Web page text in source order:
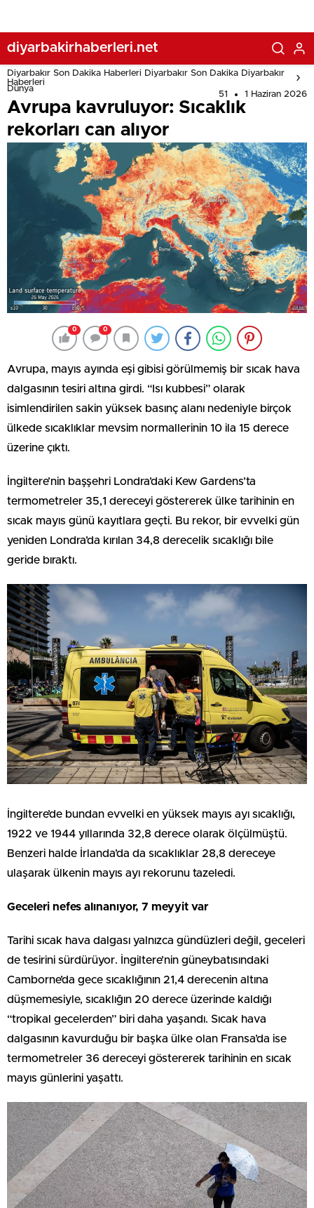
diyarbakirhaberleri.net
Diyarbakır Son Dakika Haberleri Diyarbakır Son Dakika Diyarbakır
Haberleri
Dünya
51 1 Haziran 2026
Avrupa kavruluyor: Sıcaklık
rekorları can alıyor
0 0
Avrupa, mayıs ayında eşi gibisi görülmemiş bir sıcak hava
dalgasının tesiri altına girdi. “Isı kubbesi” olarak
isimlendirilen sakin yüksek basınç alanı nedeniyle birçok
ülkede sıcaklıklar mevsim normallerinin 10 ila 15 derece
üzerine çıktı.
İngiltere’nin başşehri Londra’daki Kew Gardens’ta
termometreler 35,1 dereceyi göstererek ülke tarihinin en
sıcak mayıs günü kayıtlara geçti. Bu rekor, bir evvelki gün
yeniden Londra’da kırılan 34,8 derecelik sıcaklığı bile
geride bıraktı.
İngiltere’de bundan evvelki en yüksek mayıs ayı sıcaklığı,
1922 ve 1944 yıllarında 32,8 derece olarak ölçülmüştü.
Benzeri halde İrlanda’da da sıcaklıklar 28,8 dereceye
ulaşarak ülkenin mayıs ayı rekorunu tazeledi.
Geceleri nefes alınanıyor, 7 meyyit var
Tarihi sıcak hava dalgası yalnızca gündüzleri değil, geceleri
de tesirini sürdürüyor. İngiltere’nin güneybatısındaki
Camborne’da gece sıcaklığının 21,4 derecenin altına
düşmemesiyle, sıcaklığın 20 derece üzerinde kaldığı
“tropikal gecelerden” biri daha yaşandı. Sıcak hava
dalgasının kavurduğu bir başka ülke olan Fransa’da ise
termometreler 36 dereceyi göstererek tarihinin en sıcak
mayıs günlerini yaşattı.